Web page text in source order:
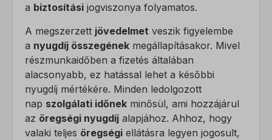
a biztosítási jogviszonya folyamatos.
A megszerzett jövedelmet veszik figyelembe
a nyugdíj összegének megállapításakor. Mivel
részmunkaidőben a fizetés általában
alacsonyabb, ez hatással lehet a későbbi
nyugdíj mértékére. Minden ledolgozott
nap szolgálati időnek minősül, ami hozzájárul
az öregségi nyugdíj alapjához. Ahhoz, hogy
valaki teljes öregségi ellátásra legyen jogosult,